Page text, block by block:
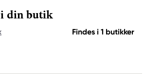
din butik
Findes i 1 butikker